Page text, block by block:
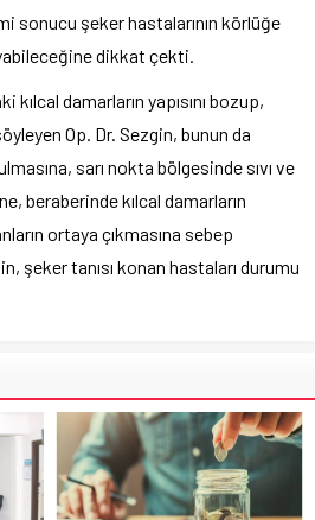
sonucu şeker hastalarının körlüğe
dikkat çekti.
kılcal damarların yapısını bozup,
Op. Dr. Sezgin, bunun da
sarı nokta bölgesinde sıvı ve
beraberinde kılcal damarların
ortaya çıkmasına sebep
şeker tanısı konan hastaları durumu